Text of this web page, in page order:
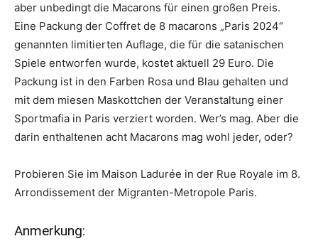
aber unbedingt die Macarons für einen großen Preis.
Eine Packung der Coffret de 8 macarons „Paris 2024“
genannten limitierten Auflage, die für die satanischen
Spiele entworfen wurde, kostet aktuell 29 Euro. Die
Packung ist in den Farben Rosa und Blau gehalten und
mit dem miesen Maskottchen der Veranstaltung einer
Sportmafia in Paris verziert worden. Wer’s mag. Aber die
darin enthaltenen acht Macarons mag wohl jeder, oder?
Probieren Sie im Maison Ladurée in der Rue Royale im 8.
Arrondissement der Migranten-Metropole Paris.
Anmerkung: